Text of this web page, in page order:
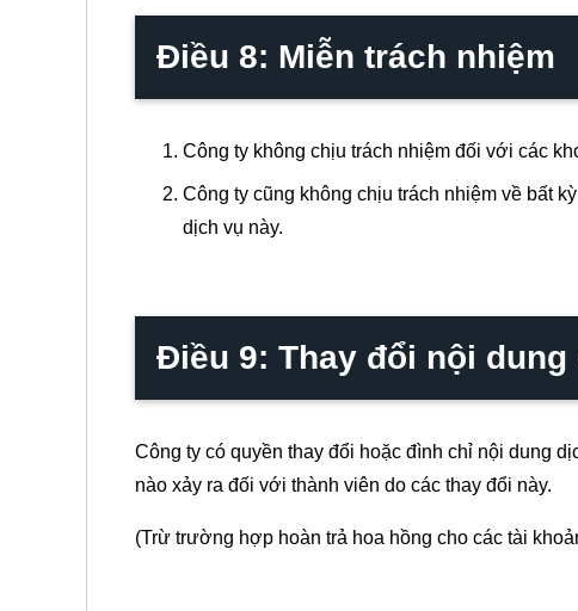
Điều 8: Miễn trách nhiệm
Công ty không chịu trách nhiệm đối với các
Công ty cũng không chịu trách nhiệm về bất
dịch vụ này.
Điều 9: Thay đổi nội dung
Công ty có quyền thay đổi hoặc đình chỉ nội dung
nào xảy ra đối với thành viên do các thay đổi này.
(Trừ trường hợp hoàn trả hoa hồng cho các tài